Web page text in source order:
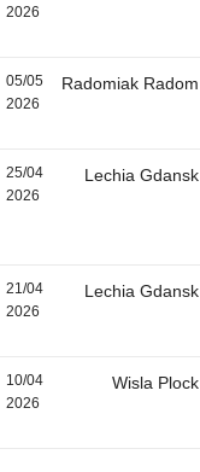
2026
05/05
2026
Radomiak Radom
25/04
2026
Lechia Gdansk
21/04
2026
Lechia Gdansk
10/04
2026
Wisla Plock